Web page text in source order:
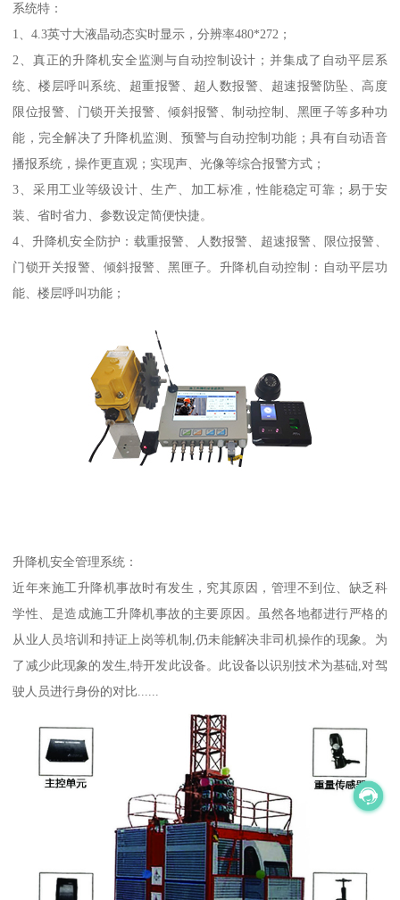
系统特：
1、4.3英寸大液晶动态实时显示，分辨率480*272；
2、真正的升降机安全监测与自动控制设计；并集成了自动平层系
统、楼层呼叫系统、超重报警、超人数报警、超速报警防坠、高度
限位报警、门锁开关报警、倾斜报警、制动控制、黑匣子等多种功
能，完全解决了升降机监测、预警与自动控制功能；具有自动语音
播报系统，操作更直观；实现声、光像等综合报警方式；
3、采用工业等级设计、生产、加工标准，性能稳定可靠；易于安
装、省时省力、参数设定简便快捷。
4、升降机安全防护：载重报警、人数报警、超速报警、限位报警、
门锁开关报警、倾斜报警、黑匣子。升降机自动控制：自动平层功
能、楼层呼叫功能；
升降机安全管理系统：
近年来施工升降机事故时有发生，究其原因，管理不到位、缺乏科
学性、是造成施工升降机事故的主要原因。虽然各地都进行严格的
从业人员培训和持证上岗等机制,仍未能解决非司机操作的现象。为
了减少此现象的发生,特开发此设备。此设备以识别技术为基础,对驾
驶人员进行身份的对比......